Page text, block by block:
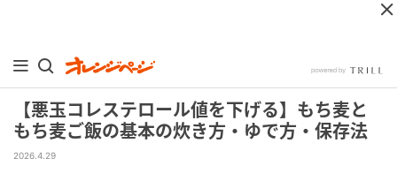
【悪玉コレステロール値を下げる】もち麦と
もち麦ご飯の基本の炊き方・ゆで方・保存法
2026.4.29